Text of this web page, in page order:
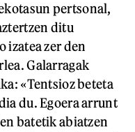
pertsonal,
ditu
izatea zer den
Galarragak
«Tentsioz beteta
du. Egoera arrunt
batetik abiatzen